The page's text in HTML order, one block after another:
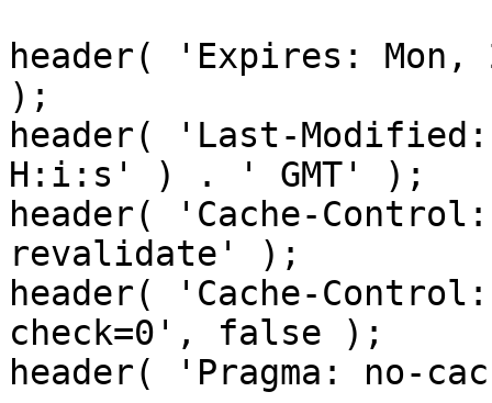
header( 'Expires: Mon,
);
header( 'Last-
H:i:s' ) . ' GMT' );
header( 'Cache-
revalidate' );
header( 'Cache-
check=0', false );
header( 'Pragma: no-